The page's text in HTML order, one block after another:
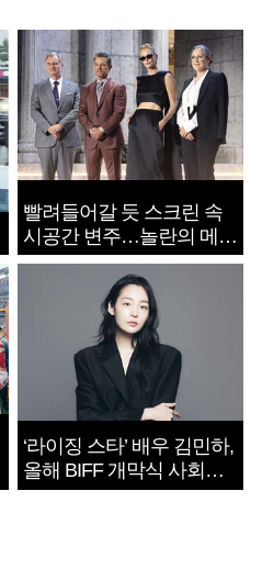
빨려들어갈 듯 스크린 속
시공간 변주…놀란의 메시
지는 ‘전쟁 속죄’
‘라이징 스타’ 배우 김민하,
올해 BIFF 개막식 사회자
확정